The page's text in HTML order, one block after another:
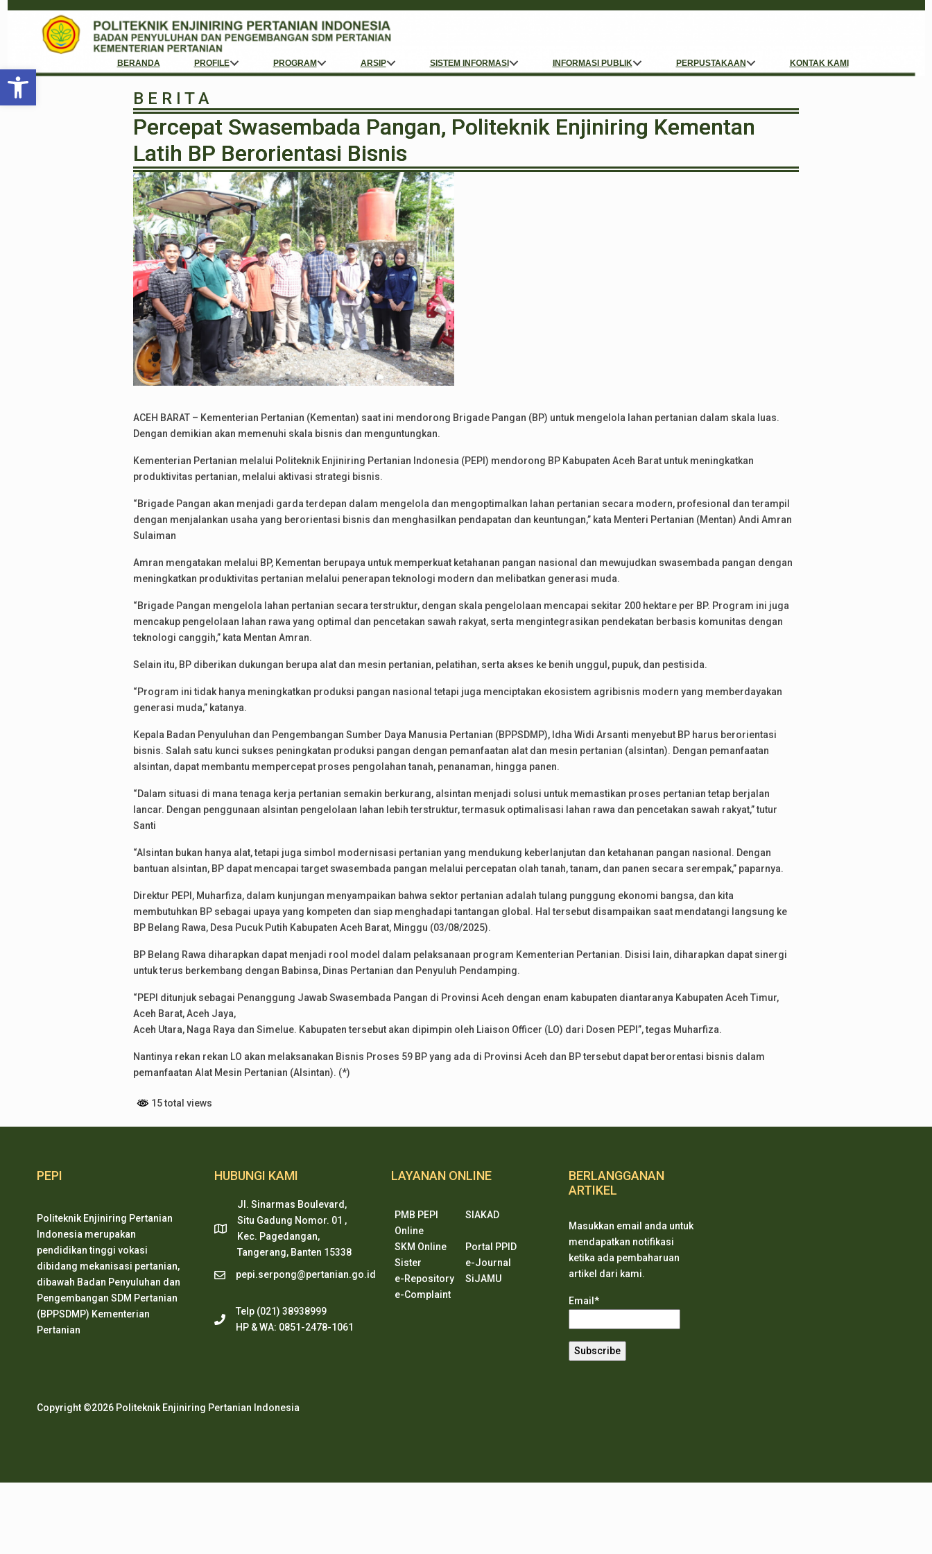
Open toolbarBERANDA PROFILE PROGRAM ARSIP SISTEM INFORMASI INFORMASI PUBLIK PERPUSTAKAAN KONTAK KAMI
B E R I T A
Percepat Swasembada Pangan, Politeknik Enjiniring Kementan
Latih BP Berorientasi Bisnis
ACEH BARAT – Kementerian Pertanian (Kementan) saat ini mendorong Brigade Pangan (BP) untuk mengelola lahan pertanian dalam skala luas.
Dengan demikian akan memenuhi skala bisnis dan menguntungkan.
Kementerian Pertanian melalui Politeknik Enjiniring Pertanian Indonesia (PEPI) mendorong BP Kabupaten Aceh Barat untuk meningkatkan
produktivitas pertanian, melalui aktivasi strategi bisnis.
“Brigade Pangan akan menjadi garda terdepan dalam mengelola dan mengoptimalkan lahan pertanian secara modern, profesional dan terampil
dengan menjalankan usaha yang berorientasi bisnis dan menghasilkan pendapatan dan keuntungan,” kata Menteri Pertanian (Mentan) Andi Amran
Sulaiman
Amran mengatakan melalui BP, Kementan berupaya untuk memperkuat ketahanan pangan nasional dan mewujudkan swasembada pangan dengan
meningkatkan produktivitas pertanian melalui penerapan teknologi modern dan melibatkan generasi muda.
“Brigade Pangan mengelola lahan pertanian secara terstruktur, dengan skala pengelolaan mencapai sekitar 200 hektare per BP. Program ini juga
mencakup pengelolaan lahan rawa yang optimal dan pencetakan sawah rakyat, serta mengintegrasikan pendekatan berbasis komunitas dengan
teknologi canggih,” kata Mentan Amran.
Selain itu, BP diberikan dukungan berupa alat dan mesin pertanian, pelatihan, serta akses ke benih unggul, pupuk, dan pestisida.
“Program ini tidak hanya meningkatkan produksi pangan nasional tetapi juga menciptakan ekosistem agribisnis modern yang memberdayakan
generasi muda,” katanya.
Kepala Badan Penyuluhan dan Pengembangan Sumber Daya Manusia Pertanian (BPPSDMP), Idha Widi Arsanti menyebut BP harus berorientasi
bisnis. Salah satu kunci sukses peningkatan produksi pangan dengan pemanfaatan alat dan mesin pertanian (alsintan). Dengan pemanfaatan
alsintan, dapat membantu mempercepat proses pengolahan tanah, penanaman, hingga panen.
“Dalam situasi di mana tenaga kerja pertanian semakin berkurang, alsintan menjadi solusi untuk memastikan proses pertanian tetap berjalan
lancar. Dengan penggunaan alsintan pengelolaan lahan lebih terstruktur, termasuk optimalisasi lahan rawa dan pencetakan sawah rakyat,” tutur
Santi
“Alsintan bukan hanya alat, tetapi juga simbol modernisasi pertanian yang mendukung keberlanjutan dan ketahanan pangan nasional. Dengan
bantuan alsintan, BP dapat mencapai target swasembada pangan melalui percepatan olah tanah, tanam, dan panen secara serempak,” paparnya.
Direktur PEPI, Muharfiza, dalam kunjungan menyampaikan bahwa sektor pertanian adalah tulang punggung ekonomi bangsa, dan kita
membutuhkan BP sebagai upaya yang kompeten dan siap menghadapi tantangan global. Hal tersebut disampaikan saat mendatangi langsung ke
BP Belang Rawa, Desa Pucuk Putih Kabupaten Aceh Barat, Minggu (03/08/2025).
BP Belang Rawa diharapkan dapat menjadi rool model dalam pelaksanaan program Kementerian Pertanian. Disisi lain, diharapkan dapat sinergi
untuk terus berkembang dengan Babinsa, Dinas Pertanian dan Penyuluh Pendamping.
“PEPI ditunjuk sebagai Penanggung Jawab Swasembada Pangan di Provinsi Aceh dengan enam kabupaten diantaranya Kabupaten Aceh Timur,
Aceh Barat, Aceh Jaya,
Aceh Utara, Naga Raya dan Simelue. Kabupaten tersebut akan dipimpin oleh Liaison Officer (LO) dari Dosen PEPI”, tegas Muharfiza.
Nantinya rekan rekan LO akan melaksanakan Bisnis Proses 59 BP yang ada di Provinsi Aceh dan BP tersebut dapat berorentasi bisnis dalam
pemanfaatan Alat Mesin Pertanian (Alsintan). (*)
15 total views
PEPI
Politeknik Enjiniring Pertanian
Indonesia merupakan
pendidikan tinggi vokasi
dibidang mekanisasi pertanian,
dibawah Badan Penyuluhan dan
Pengembangan SDM Pertanian
(BPPSDMP) Kementerian
Pertanian
HUBUNGI KAMI
Jl. Sinarmas Boulevard,
Situ Gadung Nomor. 01 ,
Kec. Pagedangan,
Tangerang, Banten 15338
pepi.serpong@pertanian.go.id
Telp (021) 38938999
HP & WA: 0851-2478-1061
LAYANAN ONLINE
PMB PEPI
Online
SIAKAD
SKM Online
Portal PPID
Sister
e-Journal
e-Repository
SiJAMU
e-Complaint
BERLANGGANAN
ARTIKEL
Masukkan email anda untuk
mendapatkan notifikasi
ketika ada pembaharuan
artikel dari kami.
Email*
Copyright ©2026 Politeknik Enjiniring Pertanian Indonesia